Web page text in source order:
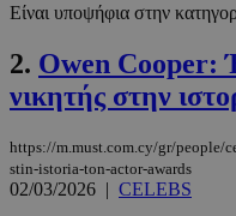
Είναι υποψήφια στην
2. Owen Cooper:
νικητής στην
https://m.must.com.cy/gr/people/
stin-istoria-ton-actor-awards
02/03/2026 | CELEBS